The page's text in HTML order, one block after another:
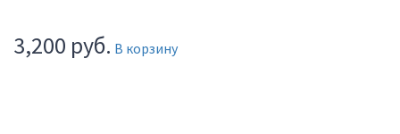
3,200 руб. В корзину